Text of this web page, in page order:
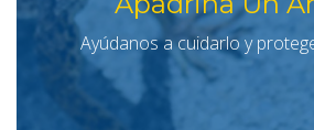
Ayúdanos a cuidarlo y